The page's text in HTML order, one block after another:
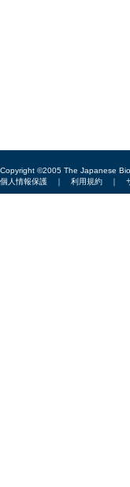
Copyright ©2005 The Japanese
個人情報保護 ｜ 利用規約 ｜